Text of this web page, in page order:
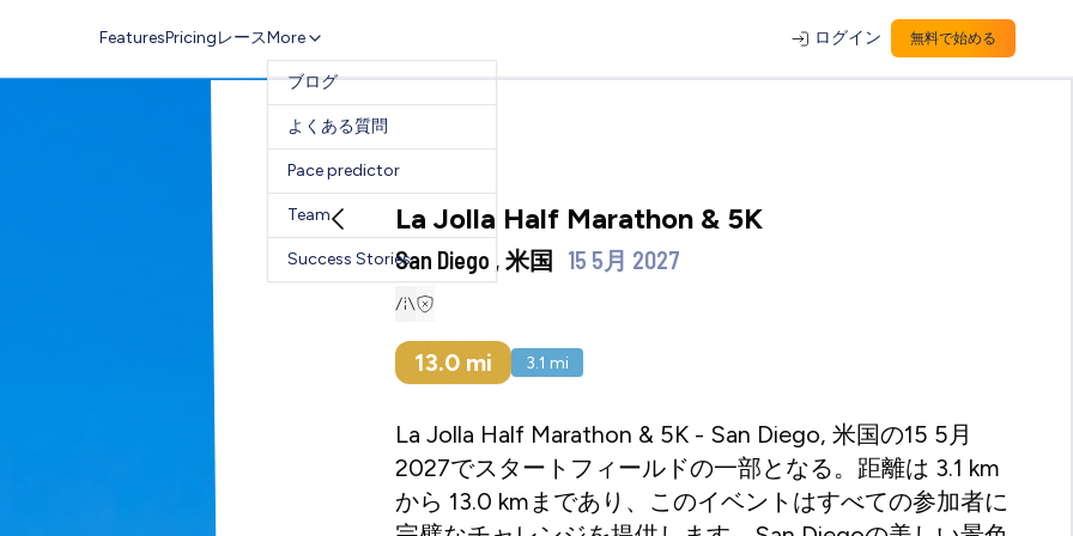
FeaturesPricingレースMore
ブログ
よくある質問
Pace predictor
Team
Success Stories
ログイン 無料で始める
La Jolla Half Marathon & 5K
San Diego , 米国 15 5月 2027
13.0 mi 3.1 mi
La Jolla Half Marathon & 5K - San Diego, 米国の15 5月
2027でスタートフィールドの一部となる。距離は 3.1 km
から 13.0 kmまであり、このイベントはすべての参加者に